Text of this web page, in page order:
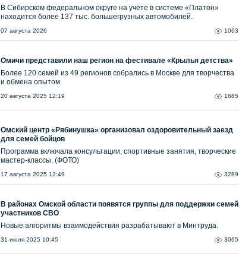
В Сибирском федеральном округе на учёте в системе «Платон»
находится более 137 тыс. большегрузных автомобилей.
07 августа 2026 1063
Омичи представили наш регион на фестивале «Крылья детства»
Более 120 семей из 49 регионов собрались в Москве для творчества
и обмена опытом.
20 августа 2025 12:19 1685
Омский центр «Рябинушка» организовал оздоровительный заезд
для семей бойцов
Программа включала консультации, спортивные занятия, творческие
мастер-классы. (ФОТО)
17 августа 2025 12:49 3289
В районах Омской области появятся группы для поддержки семей
участников СВО
Новые алгоритмы взаимодействия разрабатывают в Минтруда.
31 июля 2025 10:45 3065